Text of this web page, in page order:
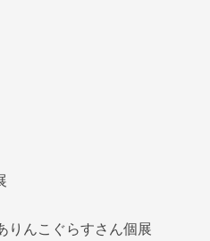
りんこぐらすさん個展